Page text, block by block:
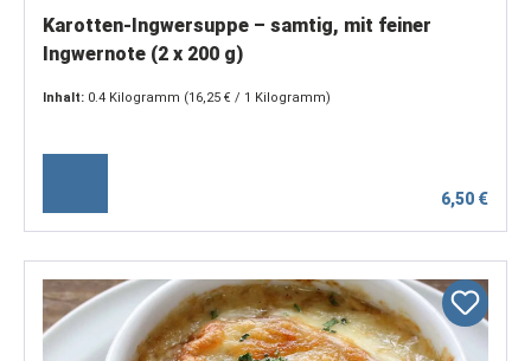
Karotten-Ingwersuppe – samtig, mit feiner
Ingwernote (2 x 200 g)
Inhalt: 0.4 Kilogramm (16,25 € / 1 Kilogramm)
6,50 €